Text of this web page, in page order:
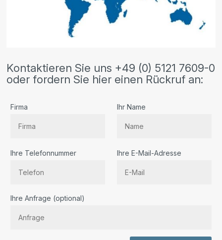
Kontaktieren Sie uns +49 (0) 5121 7609-0
oder fordern Sie hier einen Rückruf an:
Firma Ihr Name
Ihre Telefonnummer Ihre E-Mail-Adresse
Ihre Anfrage (optional)